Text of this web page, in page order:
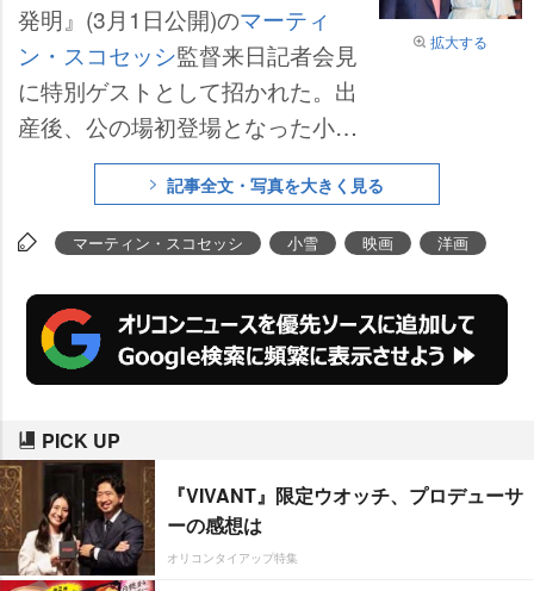
拡大する
発明』(3月1日公開)のマーティ
ン・スコセッシ監督来日記者会見
に特別ゲストとして招かれた。出
産後、公の場初登場となった小雪
は5年ぶりに来日したスコセッシ
監督と対面し、花束を渡すと満面
の笑み。胸元に大きなスリットの
ス姿で、産後1ヶ月とは思えない
プロポーションを披露した。
記事全文・写真を大きく見る
マーティン・スコセッシ 小雪 映画 洋画
PICK UP
『VIVANT』限定ウオッチ、プロデューサ
ーの感想は
オリコンタイアップ特集